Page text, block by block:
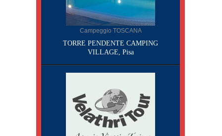
Campeggio TOSCANA
TORRE PENDENTE CAMPING
VILLAGE, Pisa